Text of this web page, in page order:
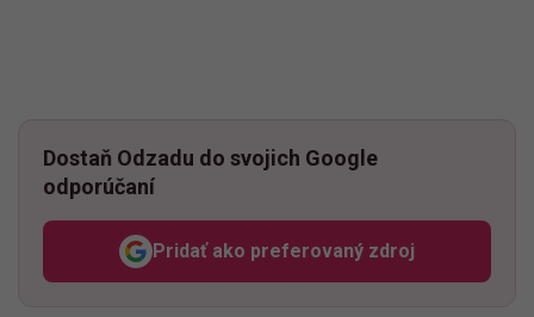
Dostaň Odzadu do svojich Google
odporúčaní
Pridať ako preferovaný zdroj
Odzadu, odkaz sa otvorí v